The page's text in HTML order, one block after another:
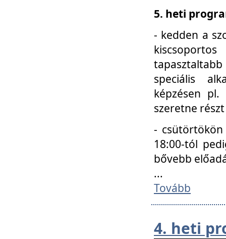
5. heti
- kedden a
speciális
képzésen
szeretne
- csütörtökön
18:00-tól
bővebb
...
Tovább
4. heti